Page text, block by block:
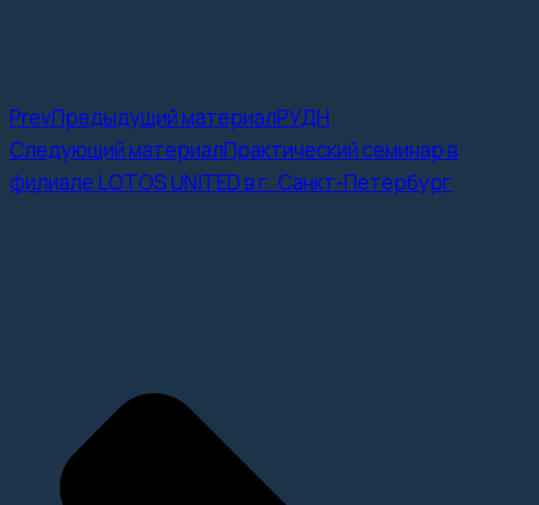
PrevПредыдущий материалРУДН
Следующий материалПрактический семинар в
филиале LOTOS UNITED в г. Санкт-Петербург